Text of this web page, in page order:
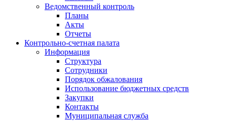
Ведомственный контроль
Планы
Акты
Отчеты
Контрольно-счетная палата
Информация
Структура
Сотрудники
Порядок обжалования
Использование бюджетных средств
Закупки
Контакты
Муниципальная служба